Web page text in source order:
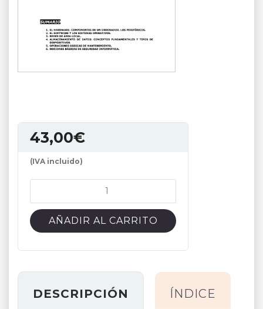
43,00€
(IVA incluido)
DE
AUXILIAR
ADMINISTRATIVO
DE
LA
AÑADIR AL CARRITO
DESCRIPCIÓN ÍNDICE